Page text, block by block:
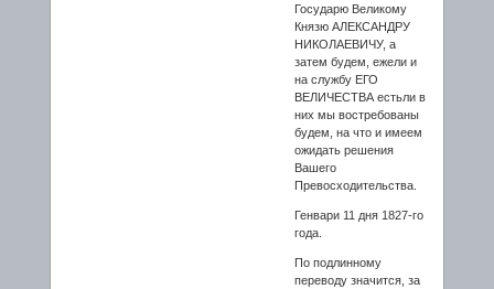
Государю Великому
Князю АЛЕКСАНДРУ
НИКОЛАЕВИЧУ, а
затем будем, ежели и
на службу ЕГО
ВЕЛИЧЕСТВА естьли в
них мы востребованы
будем, на что и имеем
ожидать решения
Вашего
Превосходительства.
Генвари 11 дня 1827-го
года.
По подлинному
переводу значится, за